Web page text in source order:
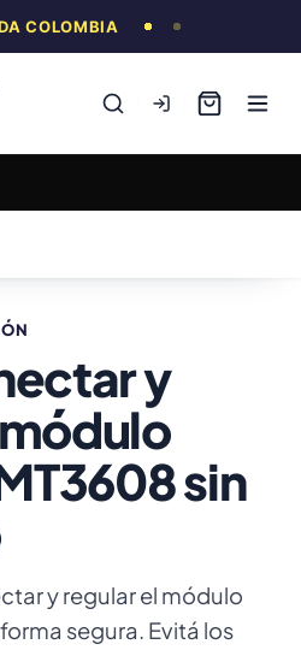
COLOMBIA
y
sin
y regular el módulo
segura. Evitá los